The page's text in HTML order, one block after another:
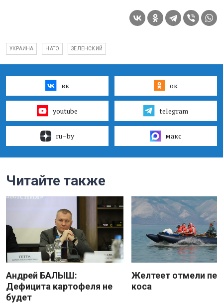
УКРАИНА НАТО ЗЕЛЕНСКИЙ
вк ок
youtube telegram
ru–by макс
Читайте также
Андрей БАЛЫШ:
Дефицита картофеля не
будет
Желтеет отмели
коса